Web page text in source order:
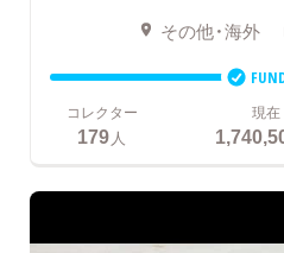
その他・海外
コレクター
179人
現在